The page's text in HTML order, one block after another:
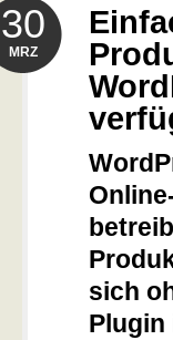
30
MRZ
sich
Plugin